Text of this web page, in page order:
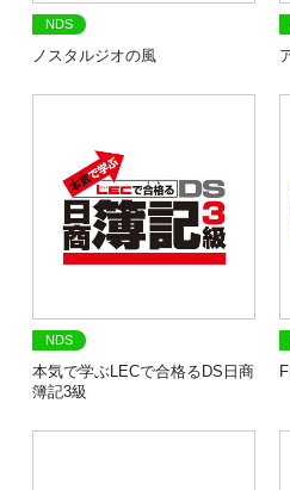
NDS
ノスタルジオの風
NDS
本気で学ぶLECで合格るDS日商
簿記3級